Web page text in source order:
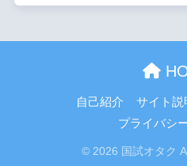
自己紹介 サイト説
プライバシ
© 2026 国試オタク